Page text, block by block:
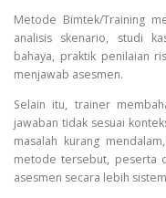
Metode Bimtek/Training
analisis skenario, studi
bahaya, praktik penilaian
menjawab asesmen.
Selain itu, trainer
jawaban tidak sesuai
masalah kurang
metode tersebut, peserta
asesmen secara lebih